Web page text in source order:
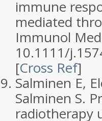
immune
mediated
Immunol
10.1111/
[Cross Ref]
Salminen E,
Salminen S.
radiotherapy